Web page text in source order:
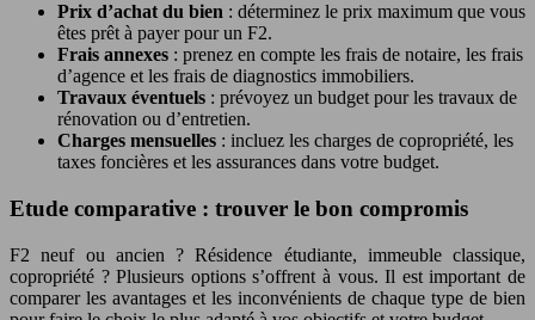
Prix d’achat du bien : déterminez le prix maximum que vous
êtes prêt à payer pour un F2.
Frais annexes : prenez en compte les frais de notaire, les frais
d’agence et les frais de diagnostics immobiliers.
Travaux éventuels : prévoyez un budget pour les travaux de
rénovation ou d’entretien.
Charges mensuelles : incluez les charges de copropriété, les
taxes foncières et les assurances dans votre budget.
Etude comparative : trouver le bon compromis
F2 neuf ou ancien ? Résidence étudiante, immeuble classique,
copropriété ? Plusieurs options s’offrent à vous. Il est important de
comparer les avantages et les inconvénients de chaque type de bien